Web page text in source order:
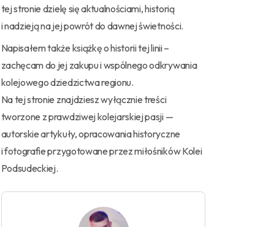
tej stronie dzielę się aktualnościami, historią
i nadzieją na jej powrót do dawnej świetności.
Napisałem także książkę o historii tej linii –
zachęcam do jej zakupu i wspólnego odkrywania
kolejowego dziedzictwa regionu.
Na tej stronie znajdziesz wyłącznie treści
tworzone z prawdziwej kolejarskiej pasji —
autorskie artykuły, opracowania historyczne
i fotografie przygotowane przez miłośników Kolei
Podsudeckiej.